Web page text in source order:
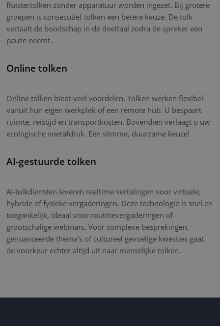
fluistertolken zonder apparatuur worden ingezet. Bij grotere
groepen is consecutief tolken een betere keuze. De tolk
vertaalt de boodschap in de doeltaal zodra de spreker een
pauze neemt.
Online tolken
Online tolken biedt veel voordelen. Tolken werken flexibel
vanuit hun eigen werkplek of een remote hub. U bespaart
ruimte, reistijd en transportkosten. Bovendien verlaagt u uw
ecologische voetafdruk. Een slimme, duurzame keuze!
AI-gestuurde tolken
AI-tolkdiensten leveren realtime vertalingen voor virtuele,
hybride of fysieke vergaderingen. Deze technologie is snel en
toegankelijk, ideaal voor routinevergaderingen of
grootschalige webinars. Voor complexe besprekingen,
genuanceerde thema's of cultureel gevoelige kwesties gaat
de voorkeur echter altijd uit naar menselijke tolken.